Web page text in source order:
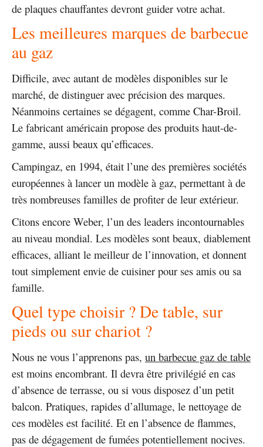
de plaques chauffantes devront guider votre achat.
Les meilleures marques de barbecue
au gaz
Difficile, avec autant de modèles disponibles sur le
marché, de distinguer avec précision des marques.
Néanmoins certaines se dégagent, comme Char-Broil.
Le fabricant américain propose des produits haut-de-
gamme, aussi beaux qu’efficaces.
Campingaz, en 1994, était l’une des premières sociétés
européennes à lancer un modèle à gaz, permettant à de
très nombreuses familles de profiter de leur extérieur.
Citons encore Weber, l’un des leaders incontournables
au niveau mondial. Les modèles sont beaux, diablement
efficaces, alliant le meilleur de l’innovation, et donnent
tout simplement envie de cuisiner pour ses amis ou sa
famille.
Quel type choisir ? De table, sur
pieds ou sur chariot ?
Nous ne vous l’apprenons pas, un barbecue gaz de table
est moins encombrant. Il devra être privilégié en cas
d’absence de terrasse, ou si vous disposez d’un petit
balcon. Pratiques, rapides d’allumage, le nettoyage de
ces modèles est facilité. Et en l’absence de flammes,
pas de dégagement de fumées potentiellement nocives.